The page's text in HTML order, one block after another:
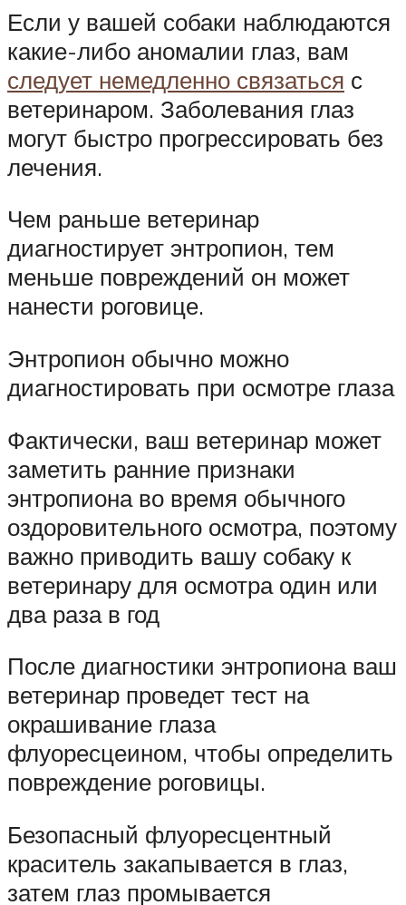
Если у вашей собаки наблюдаются
какие-либо аномалии глаз, вам
следует немедленно связаться с
ветеринаром. Заболевания глаз
могут быстро прогрессировать без
лечения.
Чем раньше ветеринар
диагностирует энтропион, тем
меньше повреждений он может
нанести роговице.
Энтропион обычно можно
диагностировать при осмотре глаза
Фактически, ваш ветеринар может
заметить ранние признаки
энтропиона во время обычного
оздоровительного осмотра, поэтому
важно приводить вашу собаку к
ветеринару для осмотра один или
два раза в год
После диагностики энтропиона ваш
ветеринар проведет тест на
окрашивание глаза
флуоресцеином, чтобы определить
повреждение роговицы.
Безопасный флуоресцентный
краситель закапывается в глаз,
затем глаз промывается